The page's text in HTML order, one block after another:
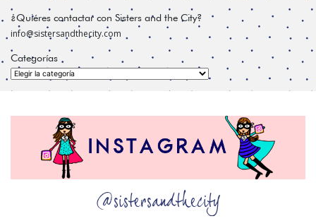
¿Quiéres contactar con Sisters and the City?
info@sistersandthecity.com
Categorías
Categorías
@sistersandthecity